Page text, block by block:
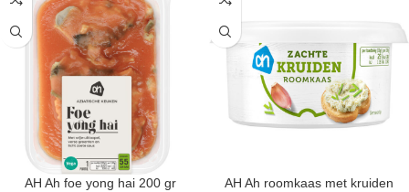
AH Ah foe yong hai 200 gr AH Ah roomkaas met kruiden